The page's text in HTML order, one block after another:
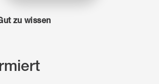
zu wissen